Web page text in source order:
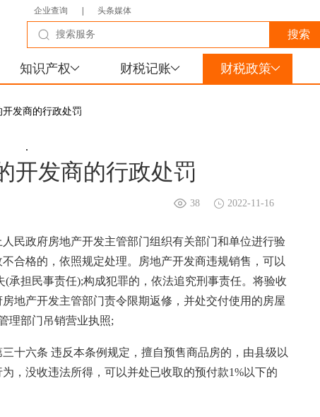
企业查询 头条媒体
知识产权 财税记账 财税政策
发商的行政处罚
.
开发商的行政处罚
2022-11-16
38
民政府房地产开发主管部门组织有关部门和单位进行验
合格的，依照规定处理。房地产开发商违规销售，可以
承担民事责任);构成犯罪的，依法追究刑事责任。将验收
地产开发主管部门责令限期返修，并处交付使用的房屋
理部门吊销营业执照;
十六条 违反本条例规定，擅自预售商品房的，由县级以
，没收违法所得，可以并处已收取的预付款1%以下的